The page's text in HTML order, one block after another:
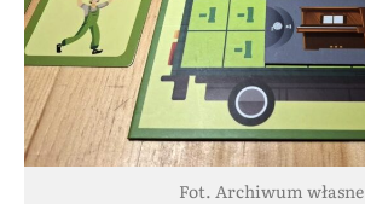
Fot. Archiwum własne